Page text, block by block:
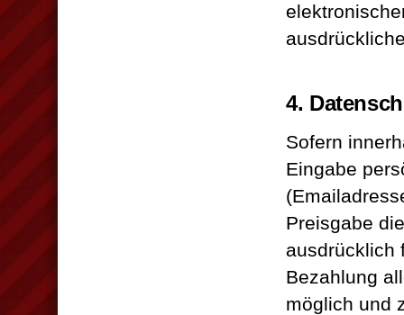
4.
Sofern
Eingabe
Preisgabe
ausdrücklich
Bezahlung
möglich und